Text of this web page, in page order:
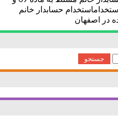
حسابدار خانم